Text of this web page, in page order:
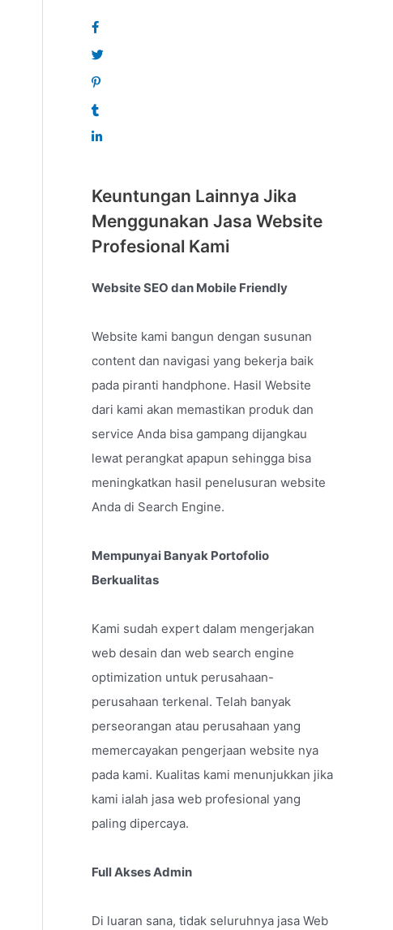
Keuntungan Lainnya Jika
Menggunakan Jasa Website
Profesional Kami
Website SEO dan Mobile Friendly
Website kami bangun dengan susunan
content dan navigasi yang bekerja baik
pada piranti handphone. Hasil Website
dari kami akan memastikan produk dan
service Anda bisa gampang dijangkau
lewat perangkat apapun sehingga bisa
meningkatkan hasil penelusuran website
Anda di Search Engine.
Mempunyai Banyak Portofolio
Berkualitas
Kami sudah expert dalam mengerjakan
web desain dan web search engine
optimization untuk perusahaan-
perusahaan terkenal. Telah banyak
perseorangan atau perusahaan yang
memercayakan pengerjaan website nya
pada kami. Kualitas kami menunjukkan jika
kami ialah jasa web profesional yang
paling dipercaya.
Full Akses Admin
Di luaran sana, tidak seluruhnya jasa Web